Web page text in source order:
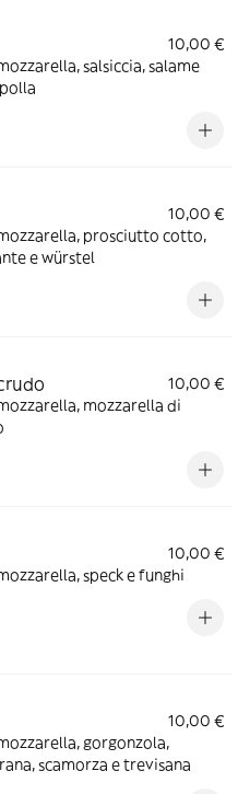
10,00 €
salsiccia, salame
10,00 €
prosciutto cotto,
e würstel
10,00 €
mozzarella di
10,00 €
speck e funghi
10,00 €
gorgonzola,
scamorza e trevisana